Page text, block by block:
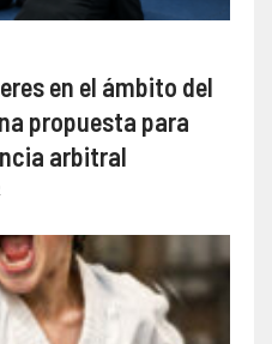
en el ámbito del
propuesta para
arbitral